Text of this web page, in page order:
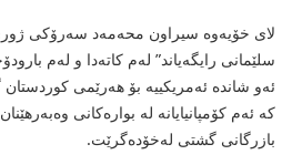
لای خۆیەوە سیراون محەمەد سەرۆكی
سلێمانی رایگەیاند” لەم كاتەدا و لەم
ئەو شاندە ئەمریكییە بۆ هەرێمی
كە ئەم كۆمپانیایانە لە بوارەكانی
بازرگانی گشتی لەخۆدەگرێت.